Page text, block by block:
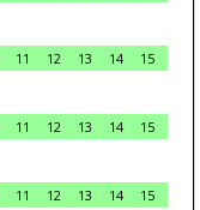
11 12 13 14
15
11 12 13 14
15
11 12 13 14
15